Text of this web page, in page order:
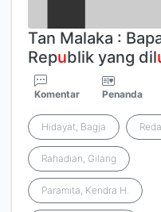
Tan Malaka :
Republik yang dil
Komentar Penanda
Hidayat, Bagja
Rahadian, Gilang
Paramita, Kendra H.